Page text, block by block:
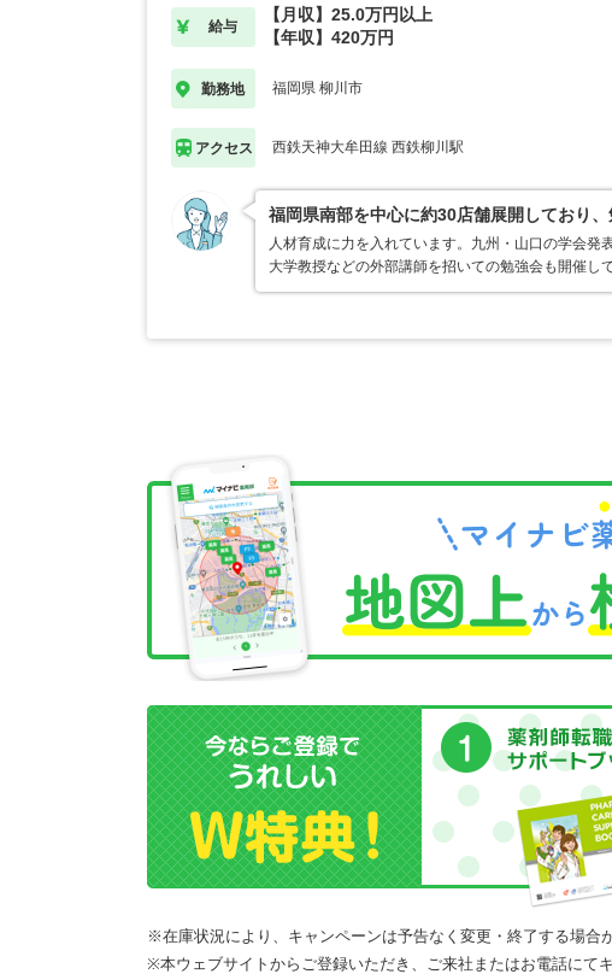
給与
【月収】25.0万円以上
【年収】420万円
勤務地 福岡県 柳川市
アクセス 西鉄天神大牟田線 西鉄柳川駅
福岡県南部を中心に約30店舗展開しており
人材育成に力を入れています。九州・山口の学会
大学教授などの外部講師を招いての勉強会も開催
※在庫状況により、キャンペーンは予告なく変更・終了する場合
※本ウェブサイトからご登録いただき、ご来社またはお電話にて